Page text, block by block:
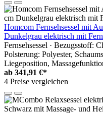
Homcom Fernsehsessel mit
Dunkelgrau elektrisch mit
Fernsehsessel · Bezugsstoff:
Polsterung: Polyester,
Liegeposition,
ab 341,91 €*
4 Preise vergleichen